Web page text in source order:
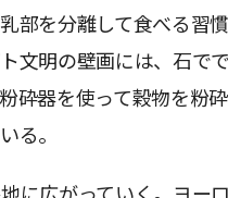
部を分離して食べる習
文明の壁画には、石で
砕器を使って穀物を粉
る。